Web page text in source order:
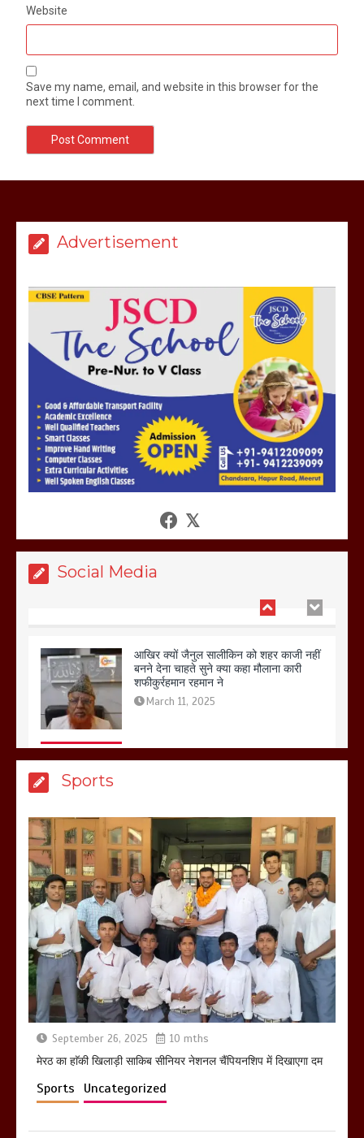
Website
Save my name, email, and website in this browser for the
next time I comment.
Advertisement
Social Media
मेरठ सुराजकुंड शमशान घाट में चिता से अस्थि
उठाकर खाते कुत्ते का वीडियो इंटरनेट पर जमकर
हो रहा वायरल
March 6, 2025
होलिका रखने पर लात मार कर होलिका को किया
गलोच ,कहा अगर रखी गई होली तो होगा खून
शफीकुर्रहमान रहमान ने
March 11, 2025
मेरठ सुराजकुंड शमशान घाट में चिता से अस्थि
उठाकर खाते कुत्ते का वीडियो इंटरनेट पर जमकर
हो रहा वायरल
March 6, 2025
होलिका रखने पर लात मार कर होलिका को किया
तहस नहस,मोहल्ले वालों के साथ की गई गाली
खराबा,
March 11, 2025
Sports
September 26, 2025 10 mths
मेरठ का हाॅकी खिलाड़ी साकिब सीनियर नेशनल चैंपियनशिप में दिखाएगा दम
Sports Uncategorized